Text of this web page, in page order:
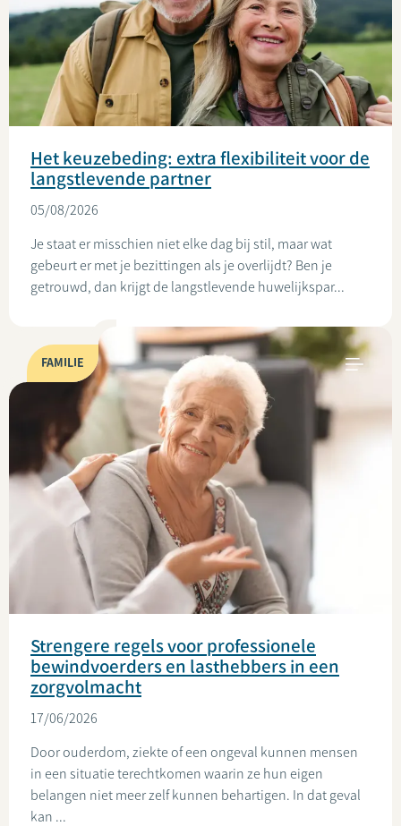
Het keuzebeding: extra flexibiliteit voor de
langstlevende partner
05/08/2026
Je staat er misschien niet elke dag bij stil, maar wat
gebeurt er met je bezittingen als je overlijdt? Ben je
getrouwd, dan krijgt de langstlevende huwelijkspar...
FAMILIE
Strengere regels voor professionele
bewindvoerders en lasthebbers in een
zorgvolmacht
17/06/2026
Door ouderdom, ziekte of een ongeval kunnen mensen
in een situatie terechtkomen waarin ze hun eigen
belangen niet meer zelf kunnen behartigen. In dat geval
kan ...